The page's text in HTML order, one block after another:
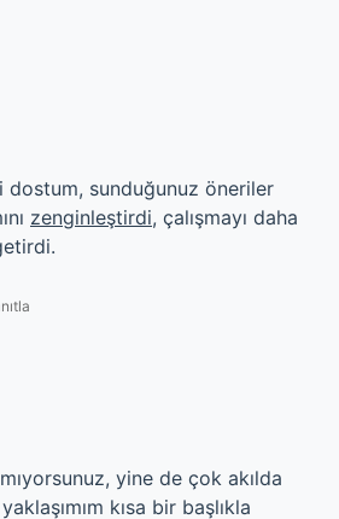
dostum, sunduğunuz öneriler
zenginleştirdi, çalışmayı daha
yine de çok akılda
kısa bir başlıkla